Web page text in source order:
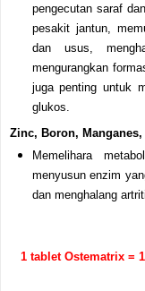
pengecutan saraf
pesakit jantun,
dan usus,
mengurangkan
juga penting untuk
glukos.
Zinc, Boron,
Memelihara
menyusun enzim
dan menghalang
1 tablet Ostematrix =